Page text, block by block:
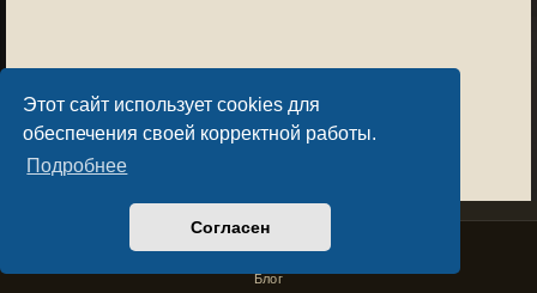
Этот сайт использует cookies для
обеспечения своей корректной работы.
Подробнее
Согласен
Privacy PolicyLicense Agreement
Copyright © Sacralium Games 2023-
Блог